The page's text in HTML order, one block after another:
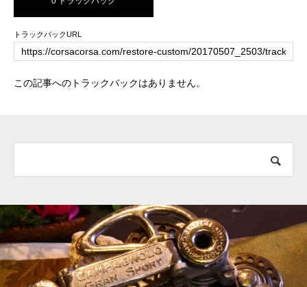
トラックバックURL
この記事へのトラックバックはありません。